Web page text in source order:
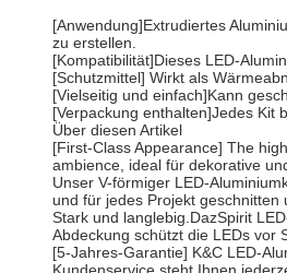
[Anwendung]Extrudiertes
zu erstellen.
[Kompatibilität]Dieses LED-
[Schutzmittel] Wirkt als
[Vielseitig und einfach]Kann
[Verpackung enthalten]Jedes Kit
Über diesen Artikel
[First-Class Appearance] The
ambience, ideal für dekorative
Unser V-förmiger LED-
und für jedes Projekt
Stark und langlebig.DazSpirit
Abdeckung schützt die LEDs vor
[5-Jahres-Garantie] K&C LED-